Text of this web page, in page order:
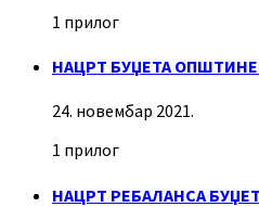
1 прилог
НАЦРТ БУЏЕТА ОПШТИНЕ
24. новембар 2021.
1 прилог
НАЦРТ РЕБАЛАНСА